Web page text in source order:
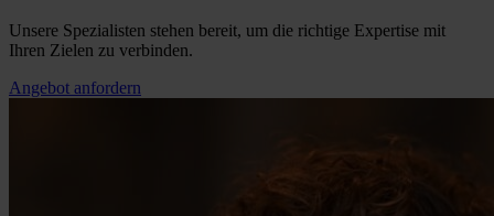
Unsere Spezialisten stehen bereit, um die richtige Expertise mit
Ihren Zielen zu verbinden.
Angebot anfordern